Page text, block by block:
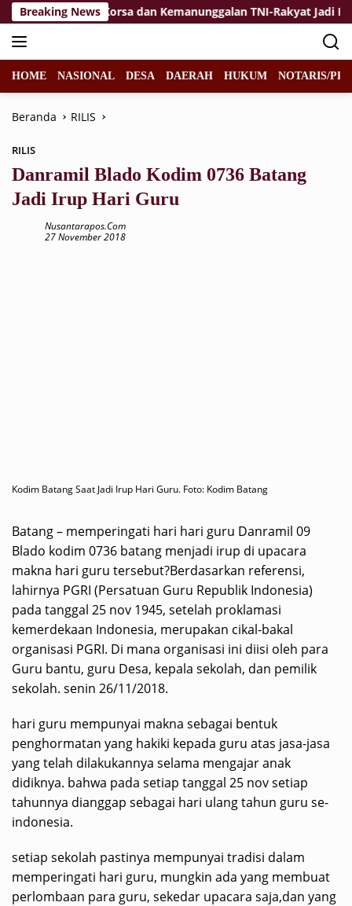
Langsung
ke
konten
Breaking News
Jiwa Korsa dan Kemanunggalan TNI-Rakyat Jadi
HOME NASIONAL DESA DAERAH HUKUM NOTARIS/
Beranda RILIS
RILIS
Danramil Blado Kodim 0736 Batang
Jadi Irup Hari Guru
Nusantarapos.com
27 November 2018
Kodim Batang Saat Jadi Irup Hari Guru. Foto: Kodim Batang
Batang – memperingati hari hari guru Danramil 09
Blado kodim 0736 batang menjadi irup di upacara
makna hari guru tersebut?Berdasarkan referensi,
lahirnya PGRI (Persatuan Guru Republik Indonesia)
pada tanggal 25 nov 1945, setelah proklamasi
kemerdekaan Indonesia, merupakan cikal-bakal
organisasi PGRI. Di mana organisasi ini diisi oleh para
Guru bantu, guru Desa, kepala sekolah, dan pemilik
sekolah. senin 26/11/2018.
hari guru mempunyai makna sebagai bentuk
penghormatan yang hakiki kepada guru atas jasa-jasa
yang telah dilakukannya selama mengajar anak
didiknya. bahwa pada setiap tanggal 25 nov setiap
tahunnya dianggap sebagai hari ulang tahun guru se-
indonesia.
setiap sekolah pastinya mempunyai tradisi dalam
memperingati hari guru, mungkin ada yang membuat
perlombaan para guru, sekedar upacara saja,dan yang